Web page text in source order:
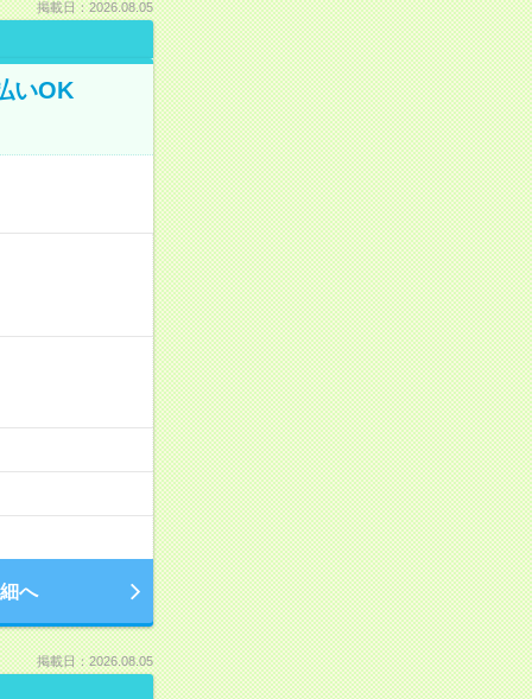
掲載日：2026.08.05
いOK
へ
掲載日：2026.08.05